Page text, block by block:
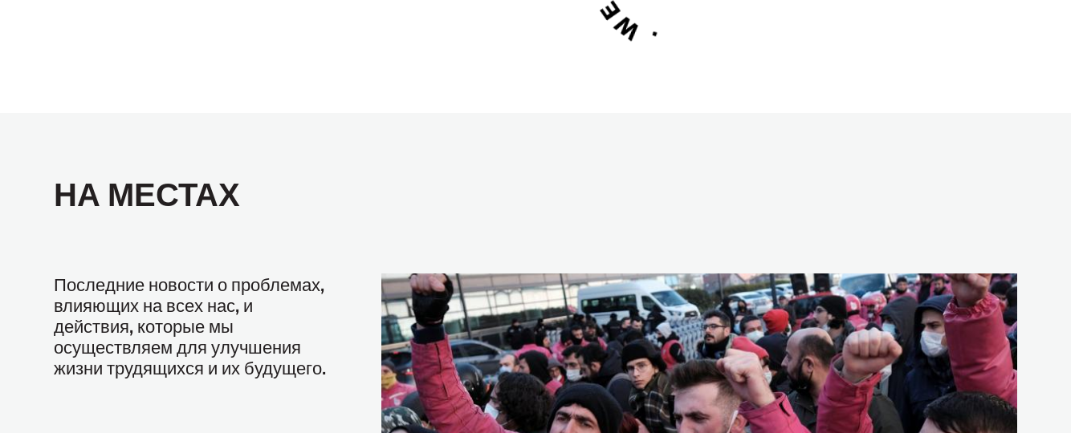
НА МЕСТАХ
Последние новости о проблемах,
влияющих на всех нас, и
действия, которые мы
осуществляем для улучшения
жизни трудящихся и их будущего.